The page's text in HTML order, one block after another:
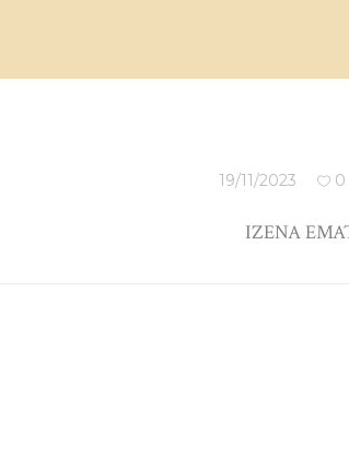
19/11/2023 0
IZENA